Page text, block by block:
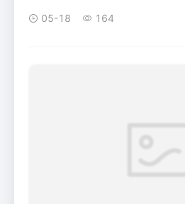
05-18 164